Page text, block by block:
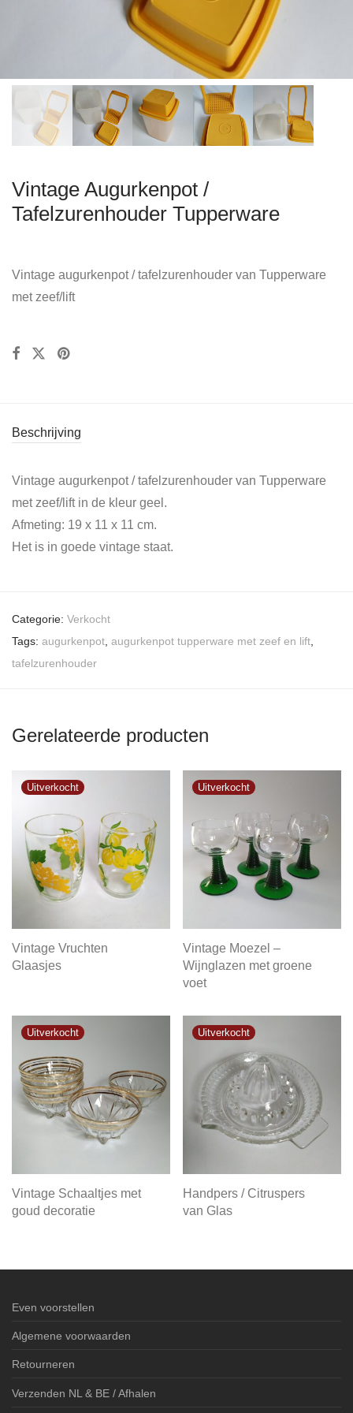
Vintage Augurkenpot /
Tafelzurenhouder Tupperware
Vintage augurkenpot / tafelzurenhouder van Tupperware
met zeef/lift
Beschrijving
Vintage augurkenpot / tafelzurenhouder van Tupperware
met zeef/lift in de kleur geel.
Afmeting: 19 x 11 x 11 cm.
Het is in goede vintage staat.
Categorie: Verkocht
Tags: augurkenpot augurkenpot tupperware met zeef en lift
tafelzurenhouder
Gerelateerde producten
Vintage Vruchten
Glaasjes
Vintage Moezel –
Wijnglazen met groene
voet
Vintage Schaaltjes met
goud decoratie
Handpers / Citruspers
van Glas
Even voorstellen
Algemene voorwaarden
Retourneren
Verzenden NL & BE / Afhalen